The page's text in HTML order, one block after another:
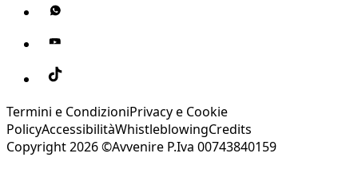
Termini e CondizioniPrivacy e Cookie
PolicyAccessibilitàWhistleblowingCredits
Copyright 2026 ©Avvenire P.Iva 00743840159